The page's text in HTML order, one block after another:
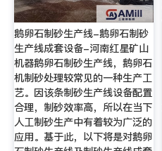
鹅卵石制砂生产线-鹅卵石制砂
生产线成套设备-河南红星矿山
机器鹅卵石制砂生产线，鹅卵石
机制砂处理较常见的一种生产工
艺。因该条制砂生产线设备配置
合理，制砂效率高，所以在当下
人工制砂生产中有着较为广泛的
应用。基于此，以下将是对鹅卵